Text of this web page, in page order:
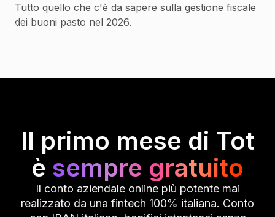
Tutto quello che c'è da sapere sulla gestione fiscale
dei buoni pasto nel 2026.
Il primo mese di Tot
è sempre gratuito
Il conto aziendale online più potente mai
realizzato da una fintech 100% italiana. Conto